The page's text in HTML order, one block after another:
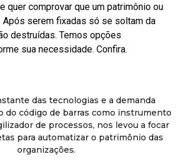
quer comprovar que um patrimônio ou
serem fixadas só se soltam da
destruídas. Temos opções
sua necessidade. Confira.
das tecnologias e a demanda
do código de barras como instrumento
de processos, nos levou a focar
para automatizar o patrimônio das
organizações.